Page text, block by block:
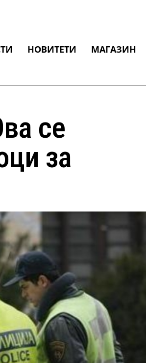
НОВИТЕТИ МАГАЗИН
се
за